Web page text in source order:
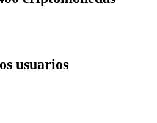
usuarios